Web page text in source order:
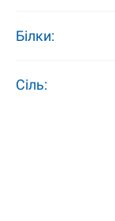
Білки:
Сіль: